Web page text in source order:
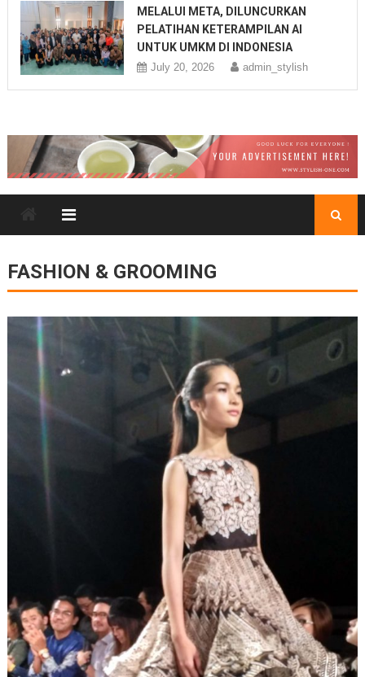
MELALUI META, DILUNCURKAN
PELATIHAN KETERAMPILAN AI
UNTUK UMKM DI INDONESIA
July 20, 2026 admin_stylish
FASHION & GROOMING